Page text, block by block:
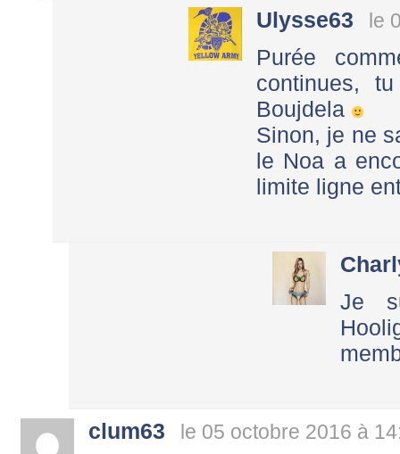
Ulysse63 le
Purée
continues,
Boujdela
Sinon, je ne
le Noa a
limite ligne
Je
clum63 le 05 octobre 2016 à